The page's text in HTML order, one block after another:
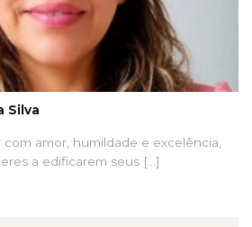
Silva
amor, humildade e excelência,
a edificarem seus [...]